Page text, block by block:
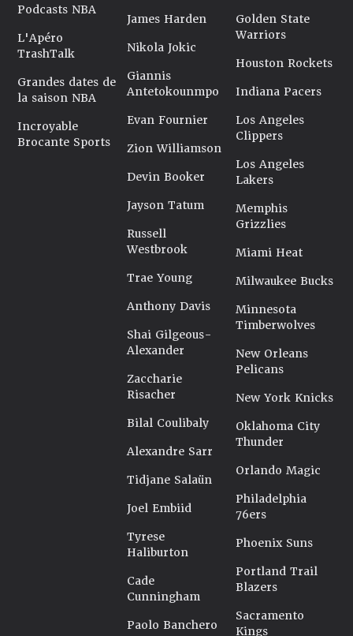
Podcasts NBA
L'Apéro
TrashTalk
Grandes dates de
la saison NBA
Incroyable
Brocante Sports
James Harden
Nikola Jokic
Giannis
Antetokounmpo
Evan Fournier
Zion Williamson
Devin Booker
Jayson Tatum
Russell
Westbrook
Trae Young
Anthony Davis
Shai Gilgeous-
Alexander
Zaccharie
Risacher
Bilal Coulibaly
Alexandre Sarr
Tidjane Salaün
Joel Embiid
Tyrese
Haliburton
Cade
Cunningham
Paolo Banchero
Golden State
Warriors
Houston Rockets
Indiana Pacers
Los Angeles
Clippers
Los Angeles
Lakers
Memphis
Grizzlies
Miami Heat
Milwaukee Bucks
Minnesota
Timberwolves
New Orleans
Pelicans
New York Knicks
Oklahoma City
Thunder
Orlando Magic
Philadelphia
76ers
Phoenix Suns
Portland Trail
Blazers
Sacramento
Kings